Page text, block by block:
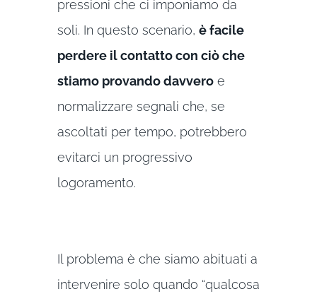
pressioni che ci imponiamo da
soli. In questo scenario, è facile
perdere il contatto con ciò che
stiamo provando davveroe
normalizzare segnali che, se
ascoltati per tempo, potrebbero
evitarci un progressivo
logoramento.
Il problema è che siamo abituati a
intervenire solo quando “qualcosa